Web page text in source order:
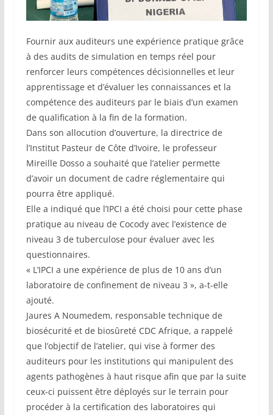
Fournir aux auditeurs une expérience pratique grâce
à des audits de simulation en temps réel pour
renforcer leurs compétences décisionnelles et leur
apprentissage et d’évaluer les connaissances et la
compétence des auditeurs par le biais d’un examen
de qualification à la fin de la formation.
Dans son allocution d’ouverture, la directrice de
l’Institut Pasteur de Côte d’Ivoire, le professeur
Mireille Dosso a souhaité que l’atelier permette
d’avoir un document de cadre réglementaire qui
pourra être appliqué.
Elle a indiqué que l’IPCI a été choisi pour cette phase
pratique au niveau de Cocody avec l’existence de
niveau 3 de tuberculose pour évaluer avec les
questionnaires.
« L’IPCI a une expérience de plus de 10 ans d’un
laboratoire de confinement de niveau 3 », a-t-elle
ajouté.
Jaures A Noumedem, responsable technique de
biosécurité et de biosûreté CDC Afrique, a rappelé
que l’objectif de l’atelier, qui vise à former des
auditeurs pour les institutions qui manipulent des
agents pathogènes à haut risque afin que par la suite
ceux-ci puissent être déployés sur le terrain pour
procéder à la certification des laboratoires qui